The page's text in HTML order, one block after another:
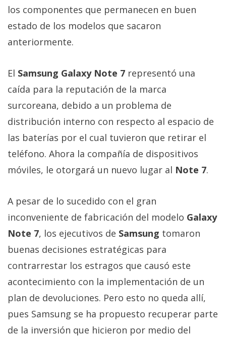
+
Más
temas
Sorteos
Contacto
/
Sobre
nosotros
/
/
Cambiar
opciones
de
privacidad
/
Aviso
Legal
El medio de
comunicación
los componentes que permanecen en buen
estado de los modelos que sacaron
anteriormente.
El Samsung Galaxy Note 7 representó una
caída para la reputación de la marca
surcoreana, debido a un problema de
distribución interno con respecto al espacio de
las baterías por el cual tuvieron que retirar el
teléfono. Ahora la compañía de dispositivos
móviles, le otorgará un nuevo lugar al Note 7.
A pesar de lo sucedido con el gran
inconveniente de fabricación del modelo Galaxy
Note 7, los ejecutivos de Samsung tomaron
buenas decisiones estratégicas para
contrarrestar los estragos que causó este
acontecimiento con la implementación de un
plan de devoluciones. Pero esto no queda allí,
pues Samsung se ha propuesto recuperar parte
de la inversión que hicieron por medio del